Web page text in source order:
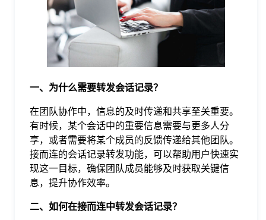
题
一、为什么需要转发会话记录？
在团队协作中，信息的及时传递和共享至关重要。
有时候，某个会话中的重要信息需要与更多人分
享，或者需要将某个成员的反馈传递给其他团队。
接而连的会话记录转发功能，可以帮助用户快速实
现这一目标，确保团队成员能够及时获取关键信
息，提升协作效率。
二、如何在接而连中转发会话记录？